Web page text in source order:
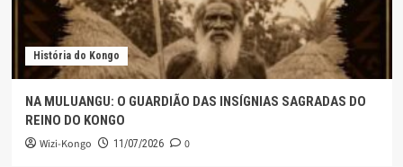
História do Kongo
NA MULUANGU: O GUARDIÃO DAS INSÍGNIAS SAGRADAS DO
REINO DO KONGO
Wizi-Kongo 11/07/2026 0